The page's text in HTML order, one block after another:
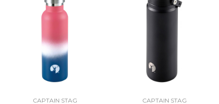
40% Off
CAPTAIN STAG CAPTAIN STAG